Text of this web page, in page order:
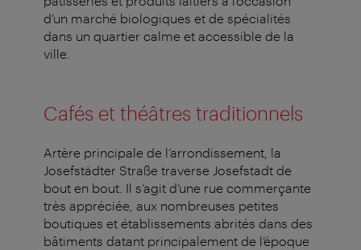
d’un marché biologiques et de spécialités
dans un quartier calme et accessible de la
ville.
Cafés et théâtres traditionnels
Artère principale de l’arrondissement, la
Josefstädter Straße traverse Josefstadt de
bout en bout. Il s’agit d’une rue commerçante
très appréciée, aux nombreuses petites
boutiques et établissements abrités dans des
bâtiments datant principalement de l’époque